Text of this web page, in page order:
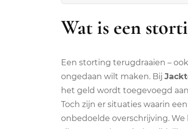
Wat is een
Een storting terugdraaien –
ongedaan wilt maken. Bij
het geld wordt toegevoegd
Toch zijn er situaties waarin
onbedoelde overschrijving.